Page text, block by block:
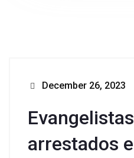
December 26, 2023
arrestados